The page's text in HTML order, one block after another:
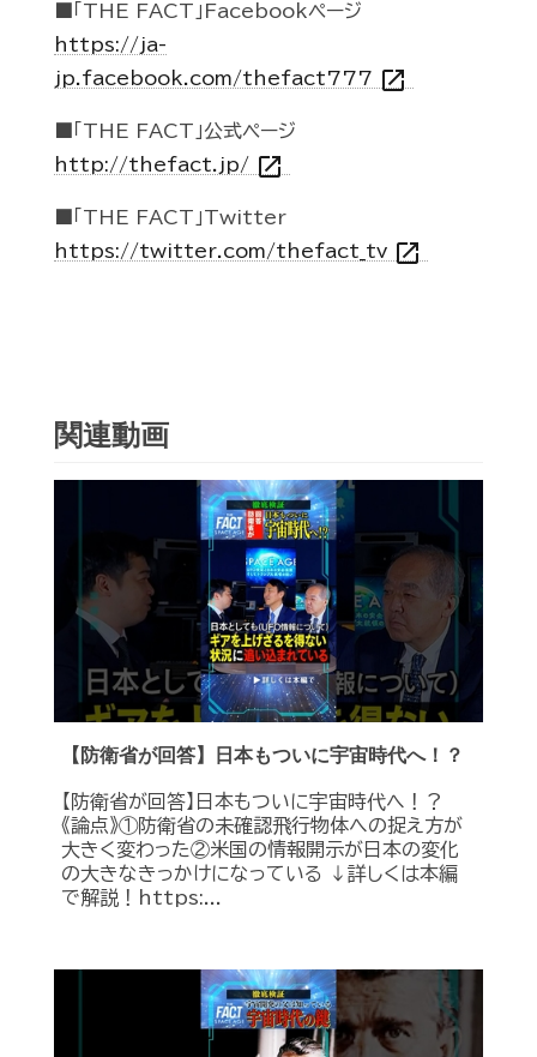
■「THE FACT」Facebookページ
https://ja-
jp.facebook.com/thefact777 open_in_new
■「THE FACT」公式ページ
http://thefact.jp/ open_in_new
■「THE FACT」Twitter
https://twitter.com/thefact_tv open_in_new
関連動画
【防衛省が回答】日本もついに宇宙時代へ！？
【防衛省が回答】日本もついに宇宙時代へ！？
《論点》①防衛省の未確認飛行物体への捉え方が
大きく変わった②米国の情報開示が日本の変化
の大きなきっかけになっている ↓詳しくは本編
で解説！https:...